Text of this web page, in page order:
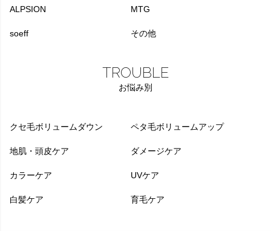
ALPSION MTG
soeff その他
TROUBLE
お悩み別
クセ毛ボリュームダウン ペタ毛ボリュームアップ
地肌・頭皮ケア ダメージケア
カラーケア UVケア
白髪ケア 育毛ケア